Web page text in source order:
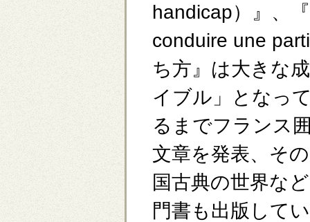
handicap）』、
conduire une
ち方』は大きな
イブル」となっ
るまでフランス
文章を発表、そ
国古典の世界な
門書も出版して